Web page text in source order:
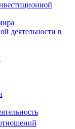
деятельности в